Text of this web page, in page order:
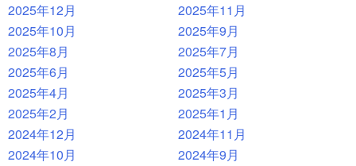
2025年12月
2025年11月
2025年10月
2025年9月
2025年8月
2025年7月
2025年6月
2025年5月
2025年4月
2025年3月
2025年2月
2025年1月
2024年12月
2024年11月
2024年10月
2024年9月